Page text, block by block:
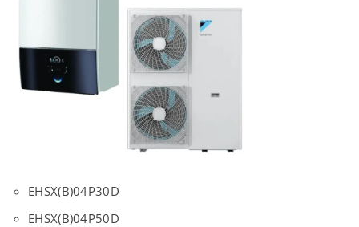
EHSX(B)04P30D
EHSX(B)04P50D